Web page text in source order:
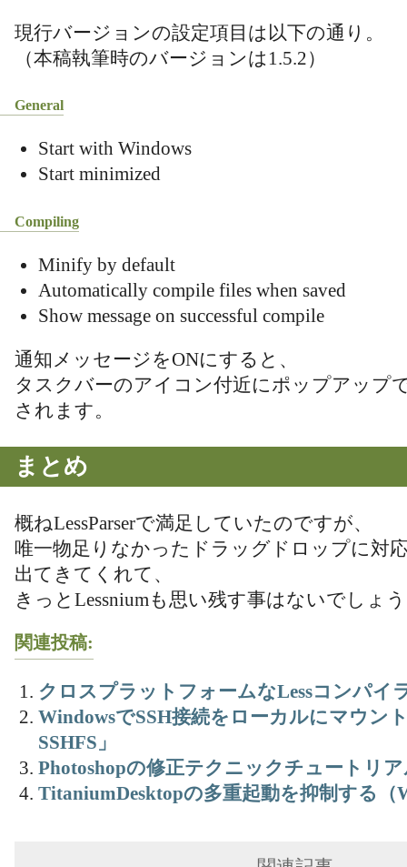
現行バージョンの設定項目は以下の通り。
（本稿執筆時のバージョンは1.5.2）
General
Start with Windows
Start minimized
Compiling
Minify by default
Automatically compile files when saved
Show message on successful compile
通知メッセージをONにすると、
タスクバーのアイコン付近にポップアップ
されます。
まとめ
概ねLessParserで満足していたのですが、
唯一物足りなかったドラッグドロップに対
出てきてくれて、
きっとLessniumも思い残す事はないでしょ
関連投稿:
クロスプラットフォームなLessコンパイ
WindowsでSSH接続をローカルにマウン
SSHFS」
Photoshopの修正テクニックチュートリ
TitaniumDesktopの多重起動を抑制する（